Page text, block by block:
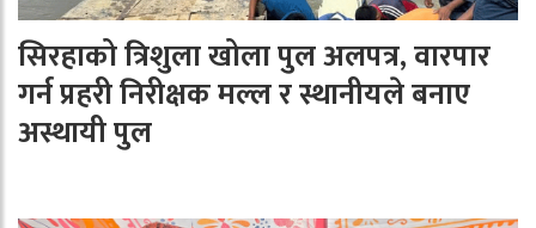
सिरहाको त्रिशुला खोला पुल अलपत्र, वारपार
गर्न प्रहरी निरीक्षक मल्ल र स्थानीयले बनाए
अस्थायी पुल